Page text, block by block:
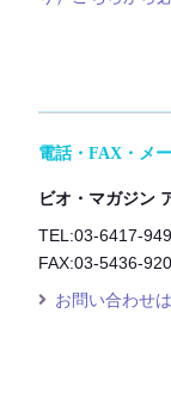
電話・FAX・メ
ビオ・マガジン
TEL:03-6417-
FAX:03-5436-
お問い合わせ